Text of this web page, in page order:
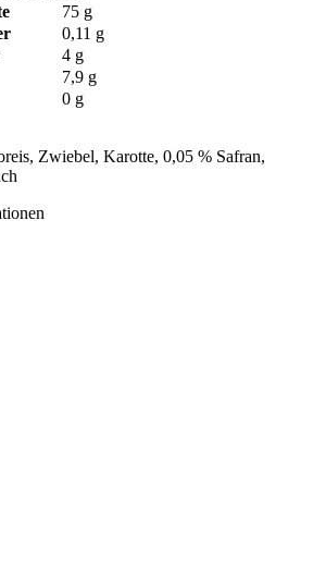
75 g
0,11 g
4 g
7,9 g
0 g
Zwiebel, Karotte, 0,05 % Safran,